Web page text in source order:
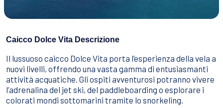
Caicco Dolce Vita Descrizione
Il lussuoso caicco Dolce Vita porta l’esperienza della vela a
nuovi livelli, offrendo una vasta gamma di entusiasmanti
attività acquatiche. Gli ospiti avventurosi potranno vivere
l’adrenalina del jet ski, del paddleboarding o esplorare i
colorati mondi sottomarini tramite lo snorkeling.